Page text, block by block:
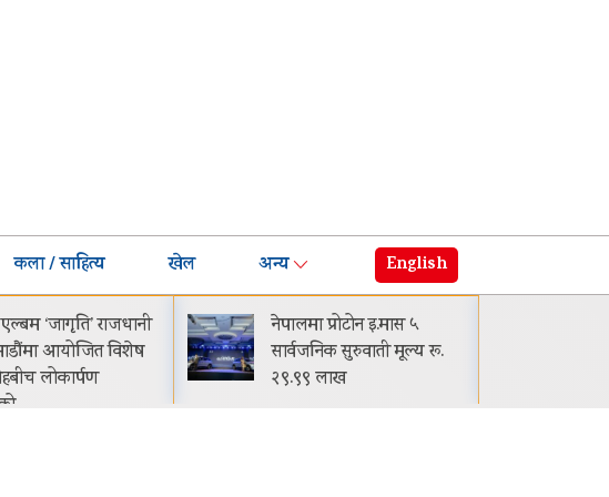
कला / साहित्य खेल अन्य English
नेपालमा प्रोटोन इ.मास ५
सार्वजनिक सुरुवाती मूल्य रू.
२९.९९ लाख
घट्यो बजाजको ईएमआई: अब
मासिक किस्ता-मूल्य झनै कम